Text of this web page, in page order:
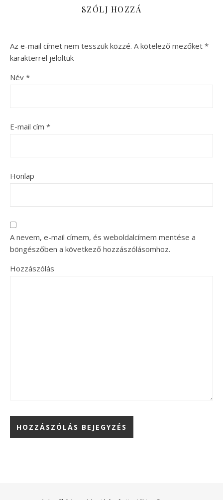
SZÓLJ HOZZÁ
Az e-mail címet nem tesszük közzé. A kötelező mezőket *
karakterrel jelöltük
Név *
E-mail cím *
Honlap
A nevem, e-mail címem, és weboldalcímem mentése a
böngészőben a következő hozzászólásomhoz.
Hozzászólás